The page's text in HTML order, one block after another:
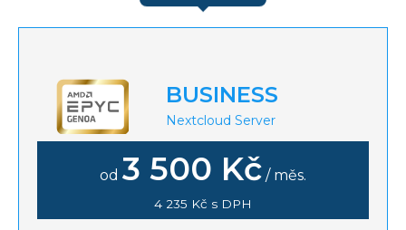
BUSINESS
Nextcloud Server
od 3 500 Kč / měs.
4 235 Kč s DPH